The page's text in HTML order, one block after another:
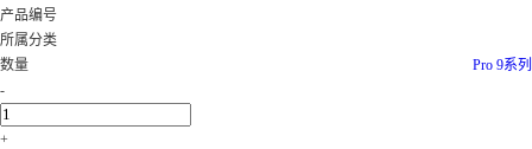
产品编号
所属分类
Pro 9系列
数量
-
+